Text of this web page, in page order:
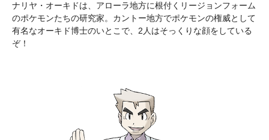
ナリヤ・オーキドは、アローラ地方に根付くリージョンフォーム
のポケモンたちの研究家。カントー地方でポケモンの権威として
有名なオーキド博士のいとこで、2人はそっくりな顔をしている
ぞ！